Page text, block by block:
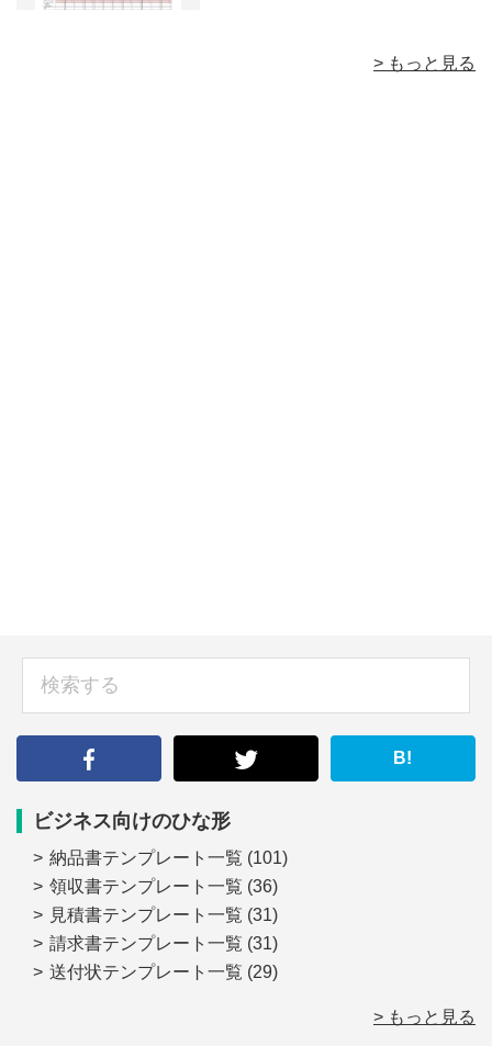
> もっと見る
B!
ビジネス向けのひな形
納品書テンプレート一覧 (101)
領収書テンプレート一覧 (36)
見積書テンプレート一覧 (31)
請求書テンプレート一覧 (31)
送付状テンプレート一覧 (29)
> もっと見る